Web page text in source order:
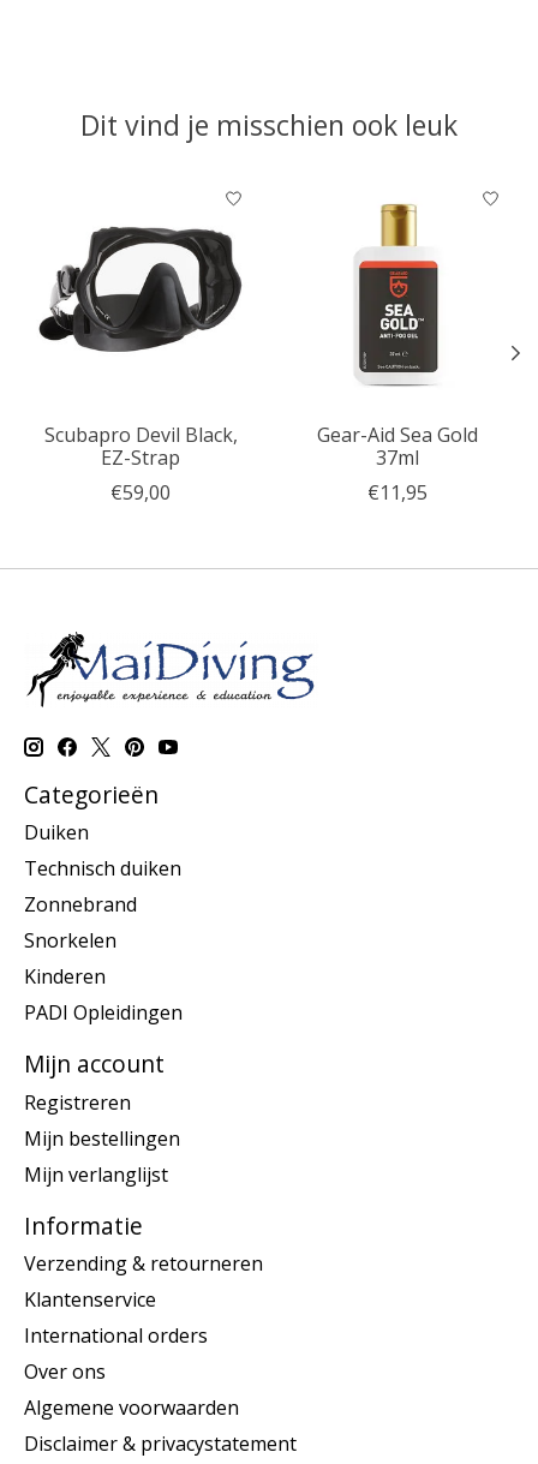
Dit vind je misschien ook leuk
Items van productcarrousel
Scubapro Devil Black,
EZ-Strap
€59,00
Gear-Aid Sea Gold
37ml
€11,95
Categorieën
Duiken
Technisch duiken
Zonnebrand
Snorkelen
Kinderen
PADI Opleidingen
Mijn account
Registreren
Mijn bestellingen
Mijn verlanglijst
Informatie
Verzending & retourneren
Klantenservice
International orders
Over ons
Algemene voorwaarden
Disclaimer & privacystatement